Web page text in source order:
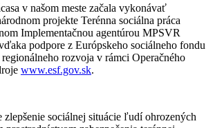
v našom meste začala vykonávať
projekte Terénna sociálna práca
Implementačnou agentúrou MPSVR
podpore z Európskeho sociálneho fondu
rozvoja v rámci Operačného
www.esf.gov.sk.
zlepšenie sociálnej situácie ľudí ohrozených